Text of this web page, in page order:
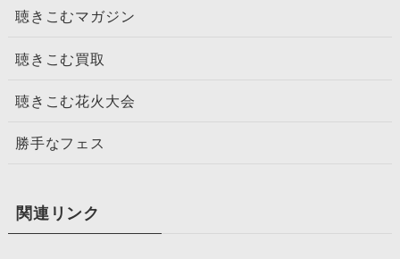
聴きこむマガジン
聴きこむ買取
聴きこむ花火大会
勝手なフェス
関連リンク